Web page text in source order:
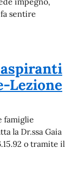
sentire
aspiranti
Lezione
famiglie
la Dr.ssa Gaia
o tramite il